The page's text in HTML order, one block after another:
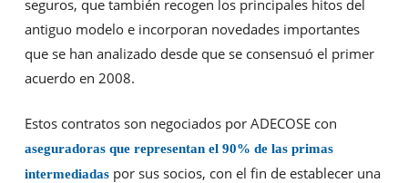
seguros, que también recogen los principales hitos del
antiguo modelo e incorporan novedades importantes
que se han analizado desde que se consensuó el primer
acuerdo en 2008.
Estos contratos son negociados por ADECOSE con
aseguradoras que representan el 90% de las primas
intermediadas por sus socios, con el fin de establecer una